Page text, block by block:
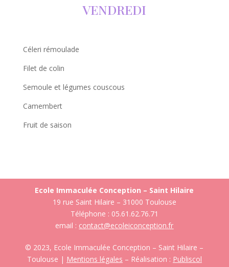
VENDREDI
Céleri rémoulade
Filet de colin
Semoule et légumes couscous
Camembert
Fruit de saison
Ecole Immaculée Conception – Saint Hilaire
19 rue Saint Hilaire – 31000 Toulouse
Téléphone : 05.61.62.76.71
email : contact@ecoleiconception.fr
© 2023, Ecole Immaculée Conception – Saint Hilaire –
Toulouse | Mentions légales – Réalisation : Publiscol